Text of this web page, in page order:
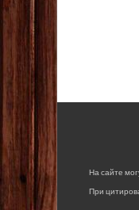
На сайте
При